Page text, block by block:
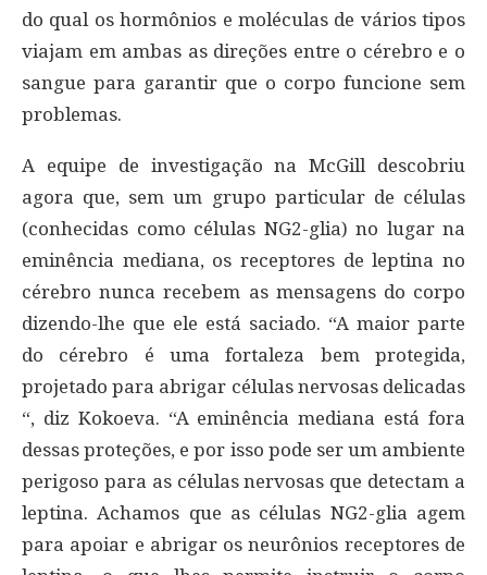
do qual os hormônios e moléculas de vários tipos
viajam em ambas as direções entre o cérebro e o
sangue para garantir que o corpo funcione sem
problemas.
A equipe de investigação na McGill descobriu
agora que, sem um grupo particular de células
(conhecidas como células NG2-glia) no lugar na
eminência mediana, os receptores de leptina no
cérebro nunca recebem as mensagens do corpo
dizendo-lhe que ele está saciado. “A maior parte
do cérebro é uma fortaleza bem protegida,
projetado para abrigar células nervosas delicadas
“, diz Kokoeva. “A eminência mediana está fora
dessas proteções, e por isso pode ser um ambiente
perigoso para as células nervosas que detectam a
leptina. Achamos que as células NG2-glia agem
para apoiar e abrigar os neurônios receptores de